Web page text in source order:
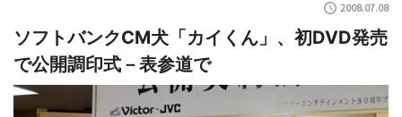
2008.07.08
ソフトバンクCM犬「カイくん」、初DVD発売
で公開調印式－表参道で